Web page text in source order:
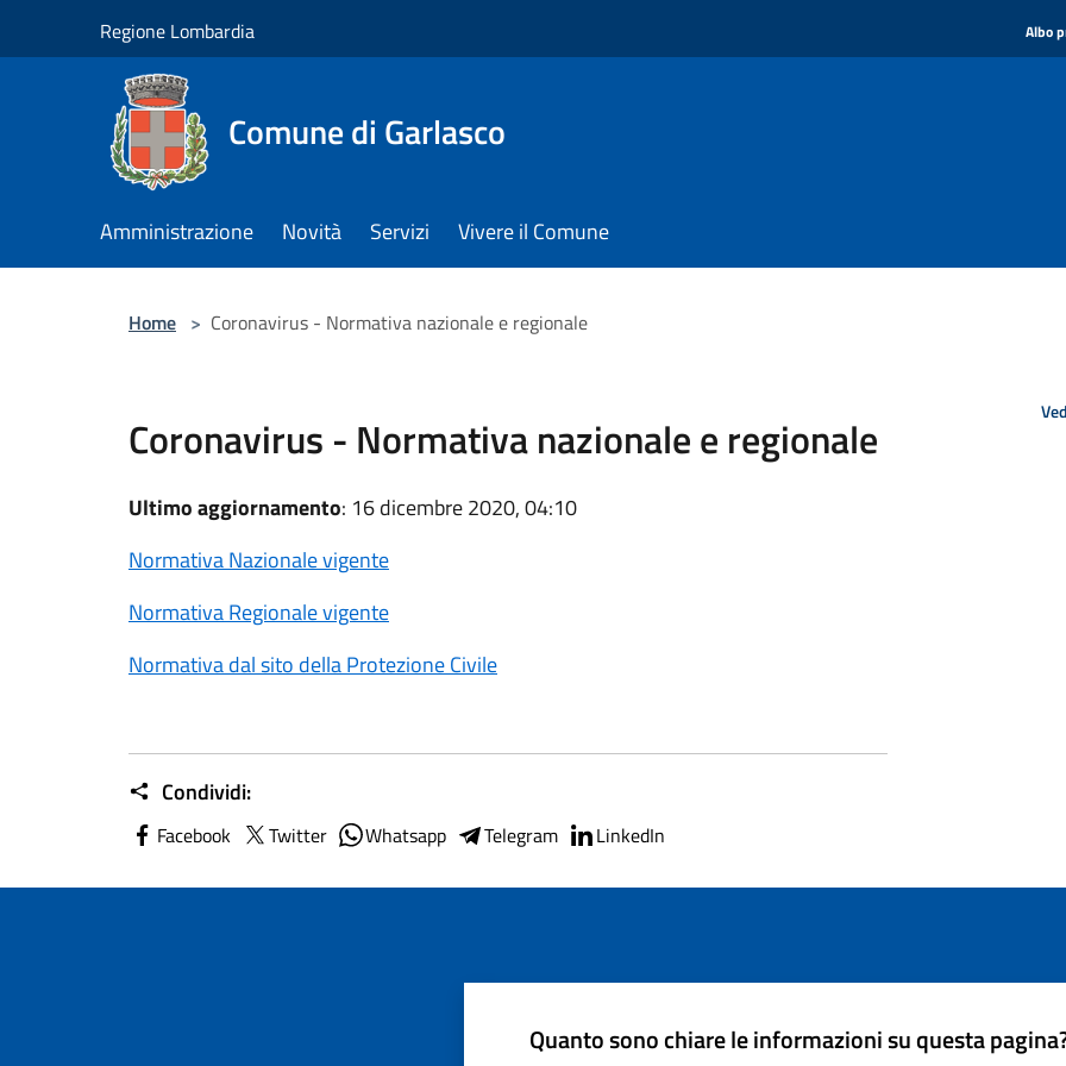
Regione Lombardia Albo
Comune di Garlasco
Amministrazione Novità Servizi Vivere il Comune
Home > Coronavirus - Normativa nazionale e regionale
Coronavirus - Normativa nazionale e regionale
Ultimo aggiornamento: 16 dicembre 2020, 04:10
Normativa Nazionale vigente
Normativa Regionale vigente
Normativa dal sito della Protezione Civile
Condividi:
Facebook Twitter Whatsapp Telegram LinkedIn
Quanto sono chiare le informazioni su questa